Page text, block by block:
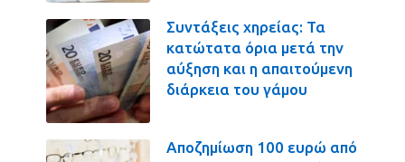
Συντάξεις χηρείας: Τα
κατώτατα όρια μετά την
αύξηση και η απαιτούμενη
διάρκεια του γάμου
Αποζημίωση 100 ευρώ από